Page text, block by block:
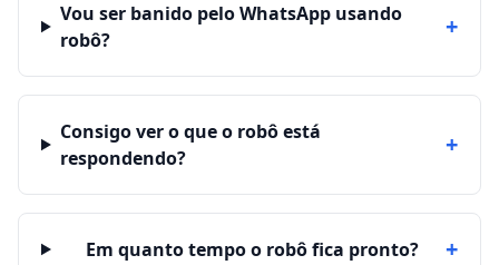
Vou ser banido pelo WhatsApp usando
robô?
+
Consigo ver o que o robô está
respondendo?
+
Em quanto tempo o robô fica pronto? +